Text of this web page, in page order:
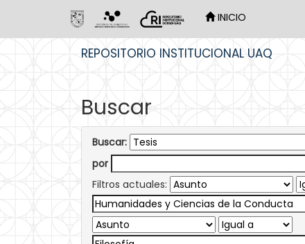
INICIO
REPOSITORIO INSTITUCIONAL UAQ
Buscar
Buscar:
por
Filtros actuales: